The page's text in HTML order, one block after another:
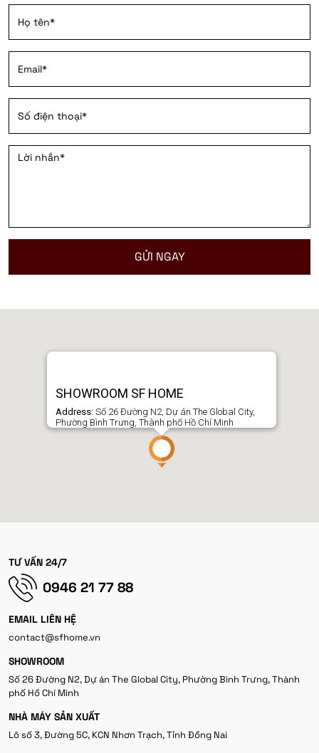
SHOWROOM SF HOME
Address: Số 26 Đường N2, Dự án The Global City,
Phường Bình Trưng, Thành phố Hồ Chí Minh
TƯ VẤN 24/7
0946 21 77 88
EMAIL LIÊN HỆ
contact@sfhome.vn
SHOWROOM
Số 26 Đường N2, Dự án The Global City, Phường Bình Trưng, Thành
phố Hồ Chí Minh
NHÀ MÁY SẢN XUẤT
Lô số 3, Đường 5C, KCN Nhơn Trạch, Tỉnh Đồng Nai